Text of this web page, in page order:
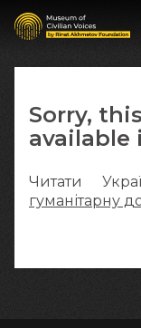
Sorry,
available
Читати
гуманітарну